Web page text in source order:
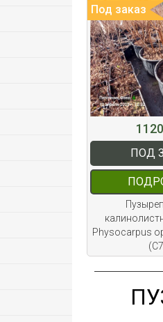
Под заказ
ПОД
Physocarpus